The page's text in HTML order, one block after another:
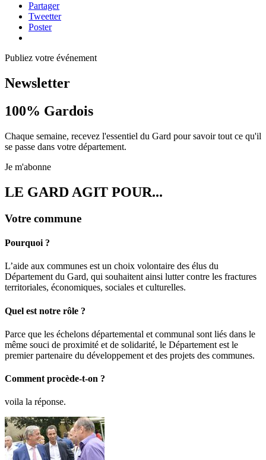
Partager
Tweetter
Poster
Publiez votre événement
Newsletter
100% Gardois
Chaque semaine, recevez l'essentiel du Gard pour savoir tout ce qu'il
se passe dans votre département.
Je m'abonne
LE GARD AGIT POUR...
Votre commune
Pourquoi ?
L’aide aux communes est un choix volontaire des élus du
Département du Gard, qui souhaitent ainsi lutter contre les fractures
territoriales, économiques, sociales et culturelles.
Quel est notre rôle ?
Parce que les échelons départemental et communal sont liés dans le
même souci de proximité et de solidarité, le Département est le
premier partenaire du développement et des projets des communes.
Comment procède-t-on ?
voila la réponse.